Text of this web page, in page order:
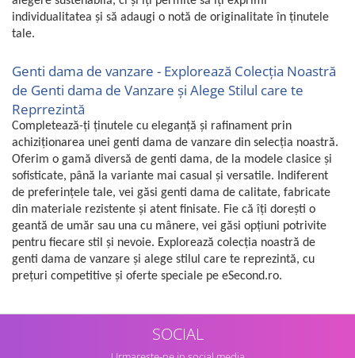
individualitatea și să adaugi o notă de originalitate în ținutele
tale.
Genti dama de vanzare - Explorează Colecția Noastră
de Genti dama de Vanzare și Alege Stilul care te
Reprrezintă
Completează-ți ținutele cu eleganță și rafinament prin
achiziționarea unei genti dama de vanzare din selecția noastră.
Oferim o gamă diversă de genti dama, de la modele clasice și
sofisticate, până la variante mai casual și versatile. Indiferent
de preferințele tale, vei găsi genti dama de calitate, fabricate
din materiale rezistente și atent finisate. Fie că îți dorești o
geantă de umăr sau una cu mânere, vei găsi opțiuni potrivite
pentru fiecare stil și nevoie. Explorează colecția noastră de
genti dama de vanzare și alege stilul care te reprezintă, cu
prețuri competitive și oferte speciale pe eSecond.ro.
SOCIAL